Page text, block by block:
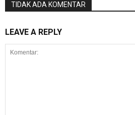
TIDAK ADA KOMENTAR
LEAVE A REPLY